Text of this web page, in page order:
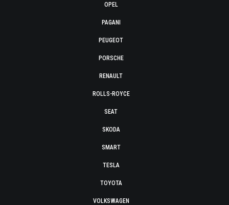
OPEL
PAGANI
PEUGEOT
PORSCHE
RENAULT
ROLLS-ROYCE
SEAT
SKODA
SMART
TESLA
TOYOTA
VOLKSWAGEN